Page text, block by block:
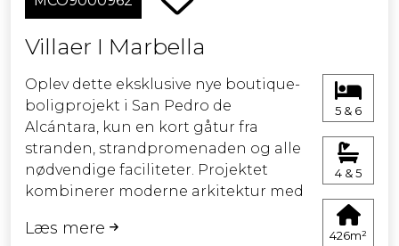
skønhed med mange naturstier at
golfbaner i området.
Villaer I Marbella
Oplev dette eksklusive nye boutique-
boligprojekt i San Pedro de
Alcántara, kun en kort gåtur fra
stranden, strandpromenaden og alle
nødvendige faciliteter. Projektet
kombinerer moderne arkitektur med
lyse, rummelige boliger, hvor
Læs mere
5 & 6
4 & 5
426m²